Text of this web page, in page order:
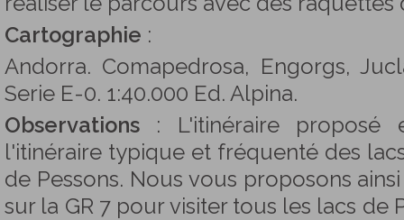
Cartographie :
Andorra. Comapedrosa, Engorgs,
Serie E-0. 1:40.000 Ed. Alpina.
Observations : L'itinéraire proposé
l'itinéraire typique et fréquenté des
de Pessons. Nous vous proposons
sur la GR 7 pour visiter tous les lacs de